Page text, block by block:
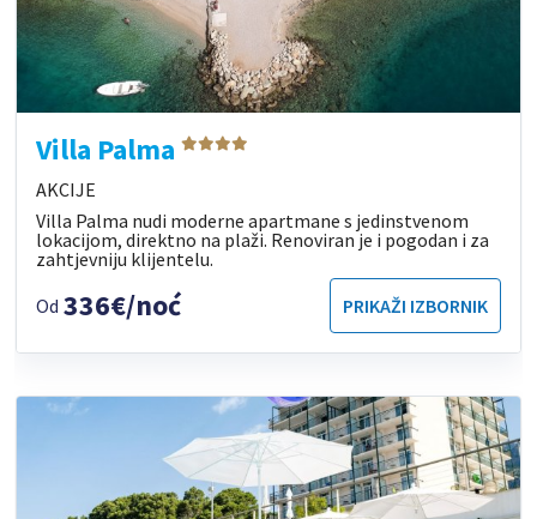
Villa Palma
AKCIJE
Villa Palma nudi moderne apartmane s jedinstvenom
lokacijom, direktno na plaži. Renoviran je i pogodan i za
zahtjevniju klijentelu.
Od 336€/noć PRIKAŽI IZBORNIK